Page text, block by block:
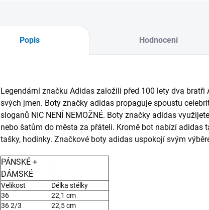
Popis Hodnocení
Legendární značku Adidas založili před 100 lety dva
svých jmen. Boty značky adidas propaguje spoustu
sloganů NIC NENÍ NEMOŽNÉ. Boty značky adidas
nebo šatům do města za přáteli. Kromě bot nabízí adidas
tašky, hodinky. Značkové boty adidas uspokojí svým
PÁNSKÉ +
DÁMSKÉ
Velikost
Délka stélky
36
22,1 cm
36 2/3
22,5 cm